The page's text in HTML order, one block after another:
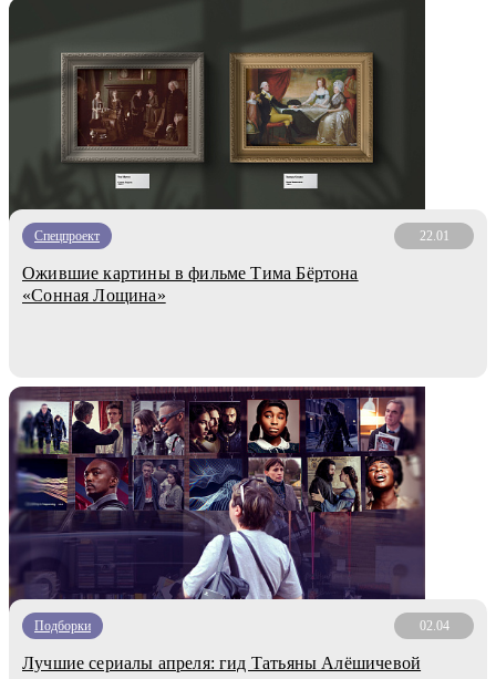
Спецпроект 22.01
Ожившие картины в фильме Тима Бёртона
«Сонная Лощина»
Подборки 02.04
Лучшие сериалы апреля: гид Татьяны Алёшичевой